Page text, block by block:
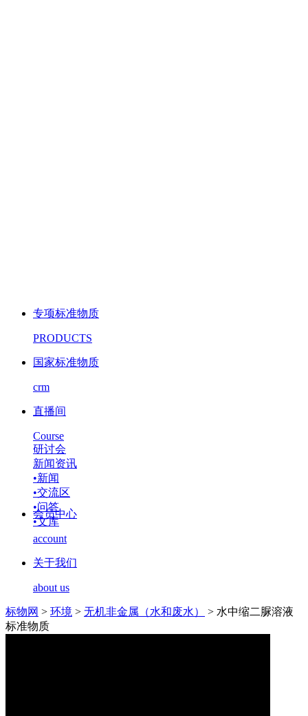
专项标准物质
PRODUCTS
国家标准物质
crm
直播间
Course
研讨会
新闻资讯
•新闻
•交流区
•问答
•文库
会员中心
account
关于我们
about us
标物网 > 环境 > 无机非金属（水和废水） > 水中缩二脲溶液
标准物质